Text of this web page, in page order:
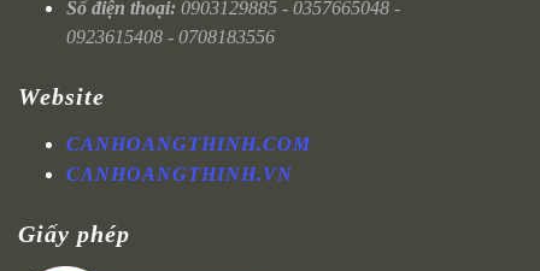
Số điện thoại: 0903129885 - 0357665048 -
0923615408 - 0708183556
Website
CANHOANGTHINH.COM
CANHOANGTHINH.VN
Giấy phép